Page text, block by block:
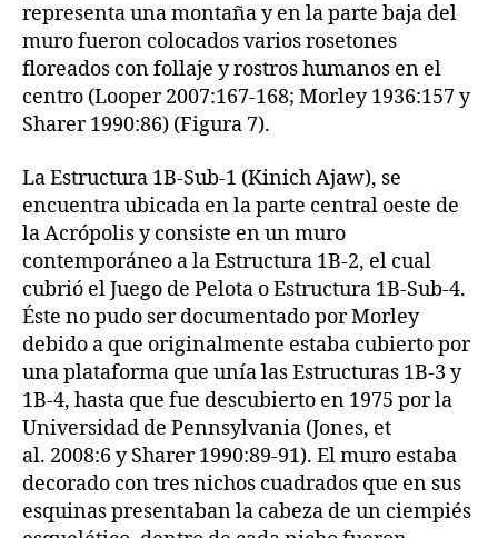
representa una montaña y en la parte baja del
muro fueron colocados varios rosetones
floreados con follaje y rostros humanos en el
centro (Looper 2007:167-168; Morley 1936:157 y
Sharer 1990:86) (Figura 7).
La Estructura 1B-Sub-1 (Kinich Ajaw), se
encuentra ubicada en la parte central oeste de
la Acrópolis y consiste en un muro
contemporáneo a la Estructura 1B-2, el cual
cubrió el Juego de Pelota o Estructura 1B-Sub-4.
Éste no pudo ser documentado por Morley
debido a que originalmente estaba cubierto por
una plataforma que unía las Estructuras 1B-3 y
1B-4, hasta que fue descubierto en 1975 por la
Universidad de Pennsylvania (Jones, et
al. 2008:6 y Sharer 1990:89-91). El muro estaba
decorado con tres nichos cuadrados que en sus
esquinas presentaban la cabeza de un ciempiés